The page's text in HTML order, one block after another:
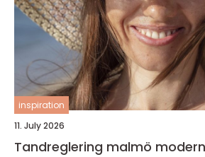
inspiration
11. July 2026
Tandreglering malmö modern teknik för raka